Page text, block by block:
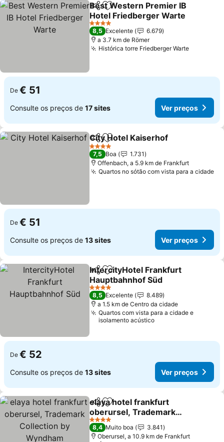
PartilharAdicionar aos favoritos
Best Western Premier IB
Hotel Friedberger Warte
Ver preços
4 Estrelas
8,5 Excelente
6.679
a 3.7 km de Römer
Histórica torre Friedberger WarteVer
De € 51
Consulte os preços de 17 sites Ver preços
PartilharAdicionar aos favoritos
City Hotel Kaiserhof
4 Estrelas
7,5 Boa
1.731
Offenbach, a 5.9 km de Frankfurt
Quartos no sótão com vista para a cidade
De € 51
Consulte os preços de 13 sites Ver preços
PartilharAdicionar aos favoritos
IntercityHotel Frankfurt
Hauptbahnhof Süd
Ver preços
4 Estrelas
8,5 Excelente
8.489
a 1.5 km de Centro da cidade
Quartos com vista para a cidade e
isolamento acústico
De € 52
Consulte os preços de 13 sites Ver preços
PartilharAdicionar aos favoritos
elaya hotel frankfurt
oberursel, Trademark
Collection by Wyndham
Ver preços
4 Estrelas
8,4 Muito boa
3.841
Oberursel, a 10.9 km de Frankfurt